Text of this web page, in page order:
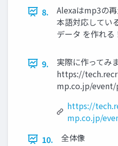
8.
Alexaはmp3の
本語対応してい
データ を作れる
9.
実際に作ってみ
https://
mp.co.jp/
https://
mp.co.jp/
10.
全体像